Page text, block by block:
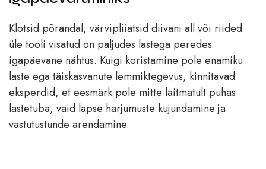
Klotsid põrandal, värvipliiatsid diivani all või riided
üle tooli visatud on paljudes lastega peredes
igapäevane nähtus. Kuigi koristamine pole enamiku
laste ega täiskasvanute lemmiktegevus, kinnitavad
eksperdid, et eesmärk pole mitte laitmatult puhas
lastetuba, vaid lapse harjumuste kujundamine ja
vastutustunde arendamine.